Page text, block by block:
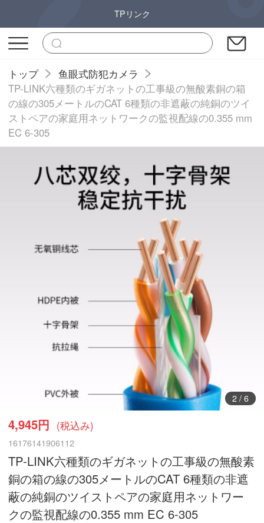
TPリンク
トップ
鱼眼式防犯カメラ
TP-LINK六種類のギガネットの工事級の無酸素銅の箱
の線の305メートルのCAT 6種類の非遮蔽の純銅のツイ
ストペアの家庭用ネットワークの監視配線の0.355 mm
EC 6-305
3/ 6
4,945円 (税込み)
16176141906112
TP-LINK六種類のギガネットの工事級の無酸素
銅の箱の線の305メートルのCAT 6種類の非遮
蔽の純銅のツイストペアの家庭用ネットワー
クの監視配線の0.355 mm EC 6-305